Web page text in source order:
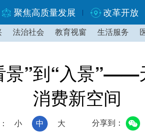
聚焦高质量发展 改革开放
法治社会 教育视窗 生活服务
景”到“入景”——
消费新空间
小 中 大 分享到：